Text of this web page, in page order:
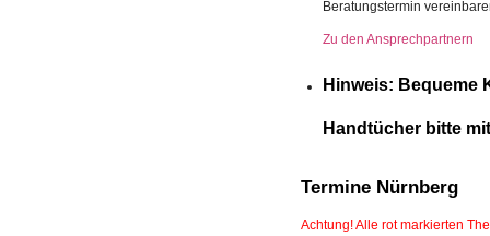
Beratungstermin
Zu den Ansprechpartnern
Hinweis: Bequeme
Handtücher bitte
Termine Nürnberg
Achtung! Alle rot markierten